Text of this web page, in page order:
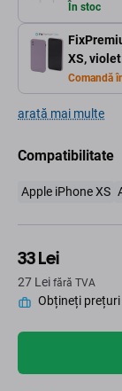
În stoc
XS, violet
Comandă
arată mai multe
Compatibilitate
Apple iPhone XS
33 Lei
27 Lei fără TVA
Obțineți prețuri